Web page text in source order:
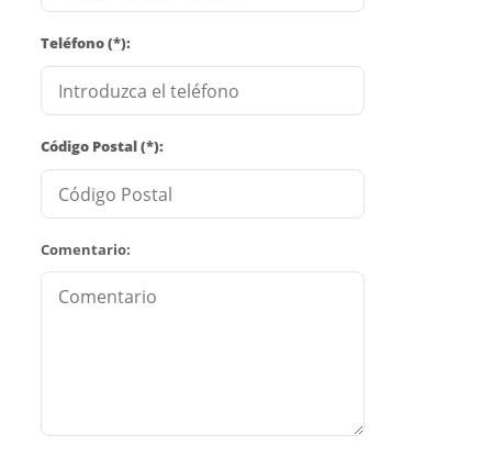
Teléfono (*):
Código Postal (*):
Comentario: